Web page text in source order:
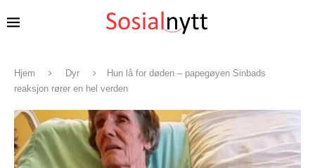
Hjem Dyr
Hun lå for døden – papegøyen Sinbads
reaksjon rører en hel verden